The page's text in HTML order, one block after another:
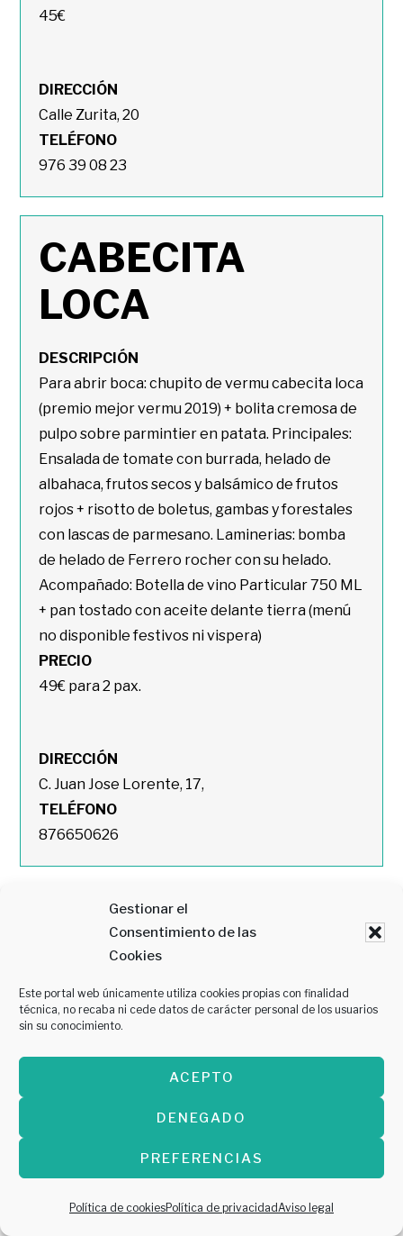
Gestionar el
Consentimiento de las
Cookies
Este portal web únicamente utiliza cookies propias con finalidad
técnica, no recaba ni cede datos de carácter personal de los usuarios
sin su conocimiento.
ACEPTO
DENEGADO
PREFERENCIAS
Política de cookiesPolítica de privacidadAviso legal
45€
DIRECCIÓN
Calle Zurita, 20
TELÉFONO
976 39 08 23
CABECITA
LOCA
DESCRIPCIÓN
Para abrir boca: chupito de vermu cabecita loca
(premio mejor vermu 2019) + bolita cremosa de
pulpo sobre parmintier en patata. Principales:
Ensalada de tomate con burrada, helado de
albahaca, frutos secos y balsámico de frutos
rojos + risotto de boletus, gambas y forestales
con lascas de parmesano. Laminerias: bomba
de helado de Ferrero rocher con su helado.
Acompañado: Botella de vino Particular 750 ML
+ pan tostado con aceite delante tierra (menú
no disponible festivos ni vispera)
PRECIO
49€ para 2 pax.
DIRECCIÓN
C. Juan Jose Lorente, 17,
TELÉFONO
876650626
CAFÉ BAR
D.GASCA
DESCRIPCIÓN
Arroz de marisco selección del mar + 2 Botella
de Particular 750 ML para 4 personas
DIRECCIÓN